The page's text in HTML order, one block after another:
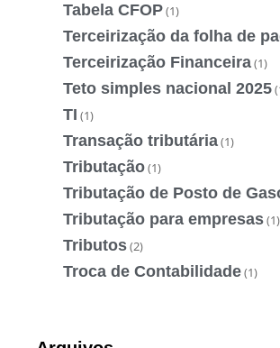
Tabela CFOP(1)
Terceirização da folha de
Terceirização Financeira(1)
Teto simples nacional 2025
TI (1)
Transação tributária(1)
Tributação(1)
Tributação de Posto de
Tributação para empresas(1)
Tributos(2)
Troca de Contabilidade(1)